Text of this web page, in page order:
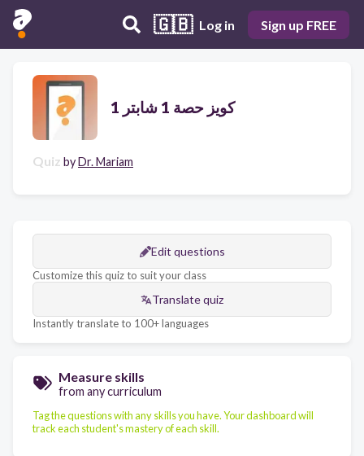
🇬🇧 Log in Sign up FREE
كويز حصة 1 شابتر 1
Quiz byDr. Mariam
Edit questions
Customize this quiz to suit your class
Translate quiz
Instantly translate to 100+ languages
Measure skills
from any curriculum
Tag the questions with any skills you have. Your dashboard will
track each student's mastery of each skill.